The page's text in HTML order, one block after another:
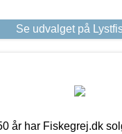
Se udvalget på
år har Fiskegrej.dk